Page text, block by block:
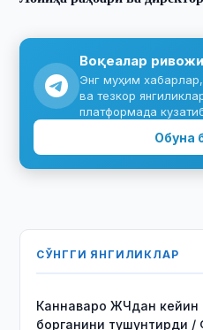
Воқеалар
Энг муҳим
ва тезкор
платформада
Обуна
СЎНГГИ ЯНГИЛИКЛАР
Каннаваро ЖЧдан кейин
борганини тушунтирди